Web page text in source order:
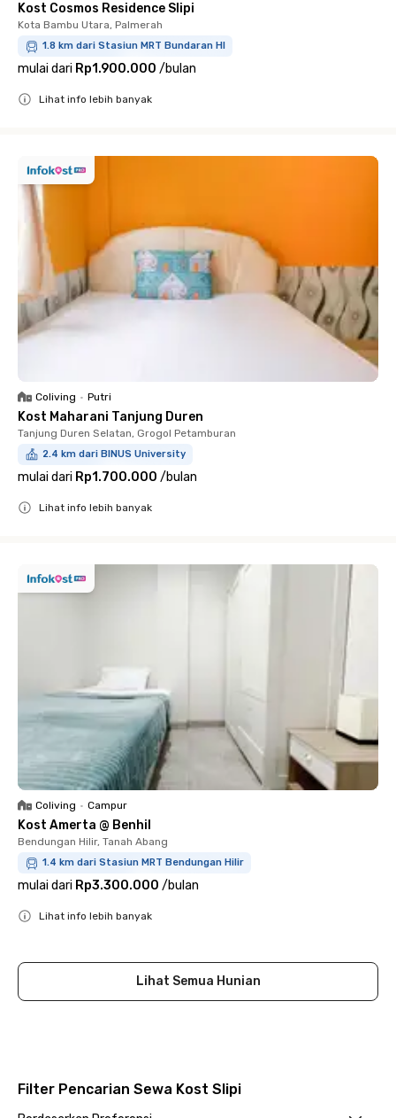
Kost Cosmos Residence Slipi
Kota Bambu Utara, Palmerah
1.8 km dari Stasiun MRT Bundaran HI
mulai dari Rp1.900.000 /bulan
Lihat info lebih banyak
Coliving • Putri
Kost Maharani Tanjung Duren
Tanjung Duren Selatan, Grogol Petamburan
2.4 km dari BINUS University
mulai dari Rp1.700.000 /bulan
Lihat info lebih banyak
Coliving • Campur
Kost Amerta @ Benhil
Bendungan Hilir, Tanah Abang
1.4 km dari Stasiun MRT Bendungan Hilir
mulai dari Rp3.300.000 /bulan
Lihat info lebih banyak
Lihat Semua Hunian
Filter Pencarian Sewa Kost Slipi